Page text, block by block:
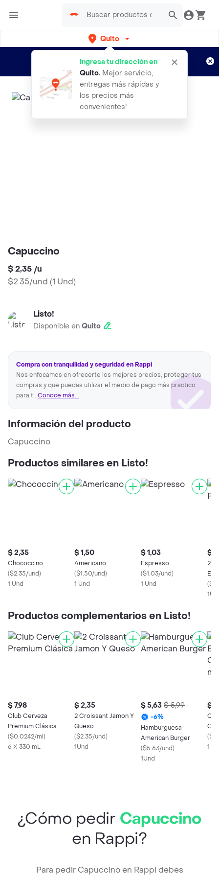
Quito
Ingresa tu dirección en
Quito. Mejor servicio,
entregas más rápidas y
los precios más
convenientes!
envíos gratis por semanas
Aplican TyC
Capuccino
$ 2,35 /u
$2.35/und (1 Und)
Listo!
Disponible en Quito
Compra con tranquilidad y seguridad en Rappi
Nos enfocamos en ofrecerte los mejores precios, proteger tus
compras y que puedas utilizar el medio de pago más practico
para ti. Conoce más...
Información del producto
Capuccino
Productos similares en Listo!
$ 2,35
Chococcino
($2.35/und)
1 Und
$ 1,50
Americano
($1.50/und)
1 Und
$ 1,03
Espresso
($1.03/und)
1 Und
$
2 X
(
Productos complementarios en Listo!
$ 7,98
Club Cerveza
Premium Clásica
($0.0242/ml)
6 X 330 mL
$ 2,35
2 Croissant Jamon Y
Queso
($2.35/und)
1Und
$ 5,63 $ 5,99
-6%
Hamburguesa
American Burger
($5.63/und)
1Und
$
(
1 X
¿Cómo pedir Capuccino
en Rappi?
Para pedir Capuccino en Rappi debes